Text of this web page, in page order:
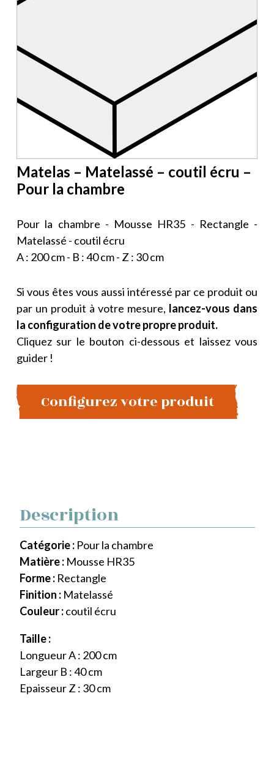
Matelas – Matelassé – coutil écru –
Pour la chambre
Pour la chambre - Mousse HR35 - Rectangle -
Matelassé - coutil écru
A : 200 cm - B : 40 cm - Z : 30 cm
Si vous êtes vous aussi intéressé par ce produit ou
par un produit à votre mesure, lancez-vous dans
la configuration de votre propre produit.
Cliquez sur le bouton ci-dessous et laissez vous
guider !
Configurez votre produit
Description
Catégorie : Pour la chambre
Matière : Mousse HR35
Forme : Rectangle
Finition : Matelassé
Couleur :coutil écru
Taille :
Longueur A : 200 cm
Largeur B : 40 cm
Epaisseur Z : 30 cm